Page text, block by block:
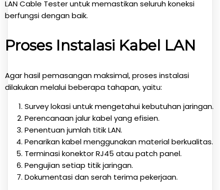
LAN Cable Tester untuk memastikan seluruh koneksi
berfungsi dengan baik.
Proses Instalasi Kabel LAN
Agar hasil pemasangan maksimal, proses instalasi
dilakukan melalui beberapa tahapan, yaitu:
Survey lokasi untuk mengetahui kebutuhan jaringan.
Perencanaan jalur kabel yang efisien.
Penentuan jumlah titik LAN.
Penarikan kabel menggunakan material berkualitas.
Terminasi konektor RJ45 atau patch panel.
Pengujian setiap titik jaringan.
Dokumentasi dan serah terima pekerjaan.